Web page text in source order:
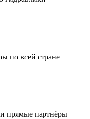
по всей стране
прямые партнёры